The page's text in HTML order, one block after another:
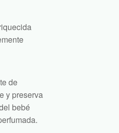
de
y preserva
bebé